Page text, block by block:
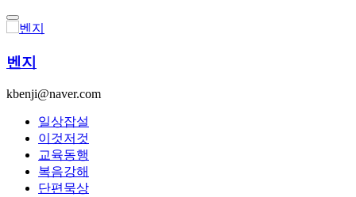
콘
텐
로
너
벤지
kbenji@naver.com
일상잡설
이것저것
교육동행
복음강해
단편묵상